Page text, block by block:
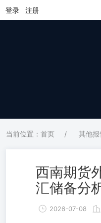
登录 注册
当前位置：首页 / 其他报
西南期货
汇储备分
2026-07-08